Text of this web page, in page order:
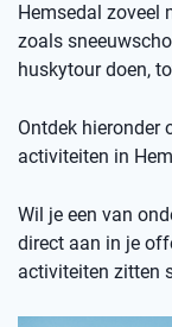
Hemsedal zoveel
zoals
huskytour doen,
Ontdek hieronder
activiteiten in
Wil je een van
direct aan in je
activiteiten zitten